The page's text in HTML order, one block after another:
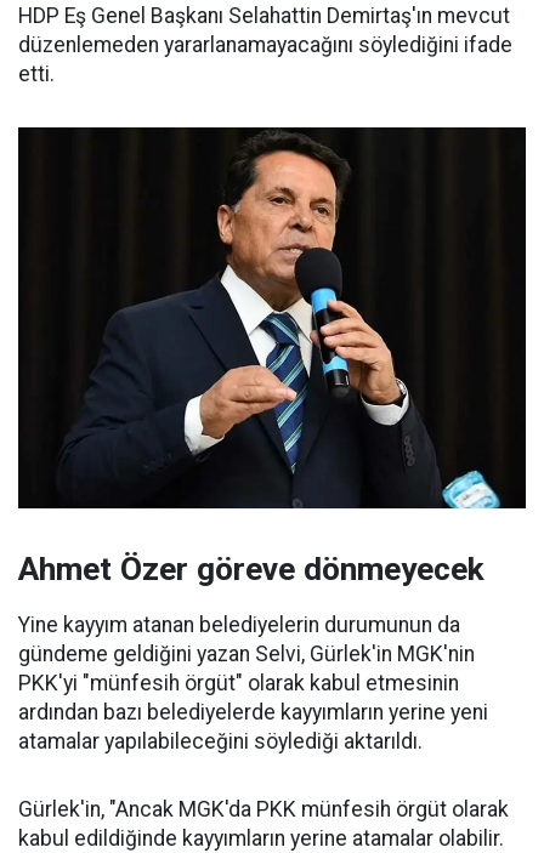
HDP Eş Genel Başkanı Selahattin Demirtaş'ın mevcut
düzenlemeden yararlanamayacağını söylediğini ifade
etti.
Ahmet Özer göreve dönmeyecek
Yine kayyım atanan belediyelerin durumunun da
gündeme geldiğini yazan Selvi, Gürlek'in MGK'nin
PKK'yi "münfesih örgüt" olarak kabul etmesinin
ardından bazı belediyelerde kayyımların yerine yeni
atamalar yapılabileceğini söylediği aktarıldı.
Gürlek'in, "Ancak MGK'da PKK münfesih örgüt olarak
kabul edildiğinde kayyımların yerine atamalar olabilir.